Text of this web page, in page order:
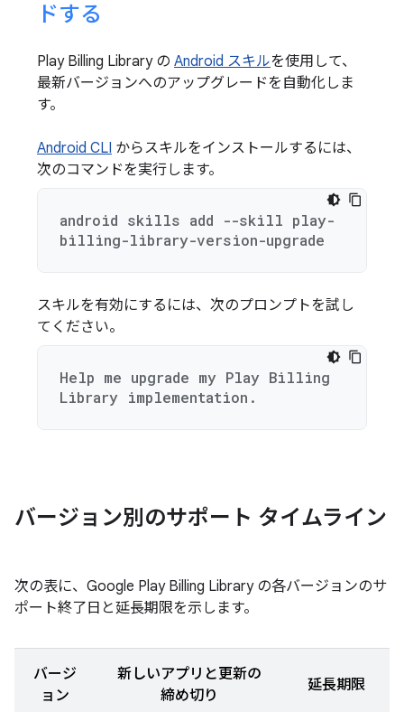
ドする
Play Billing Library の Android スキルを使用して、
最新バージョンへのアップグレードを自動化しま
す。
Android CLI からスキルをインストールするには、
次のコマンドを実行します。
android skills add --skill play-
billing-library-version-upgrade
スキルを有効にするには、次のプロンプトを試し
てください。
Help me upgrade my Play Billing
Library implementation.
バージョン別のサポート タイムライン
次の表に、Google Play Billing Library の各バージョンのサ
ポート終了日と延長期限を示します。
バージ
ョン
新しいアプリと更新の
締め切り
延長期限